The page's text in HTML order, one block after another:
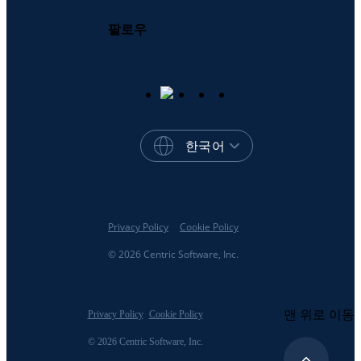
팔로우
한국어
© 2026 Centric Software, Inc.
Privacy Policy Cookie Policy
© 2026 Centric Software, Inc.
Privacy Policy Cookie Policy 맨 위로 이동